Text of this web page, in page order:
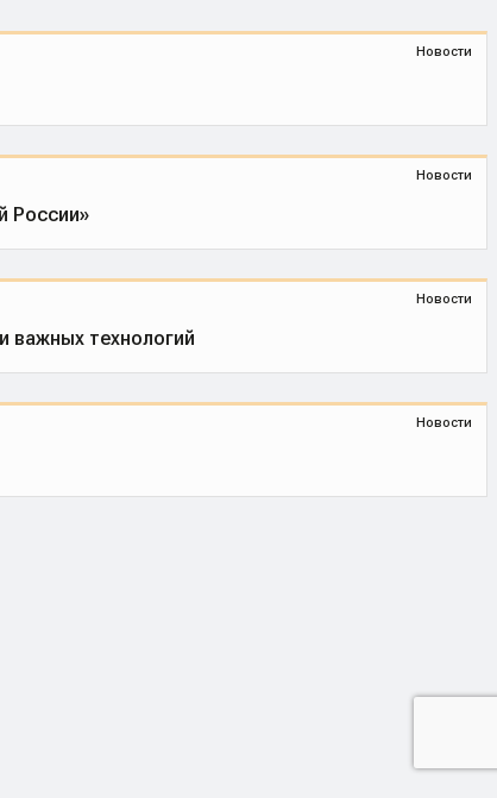
Новости
Новости
России»
Новости
важных технологий
Новости